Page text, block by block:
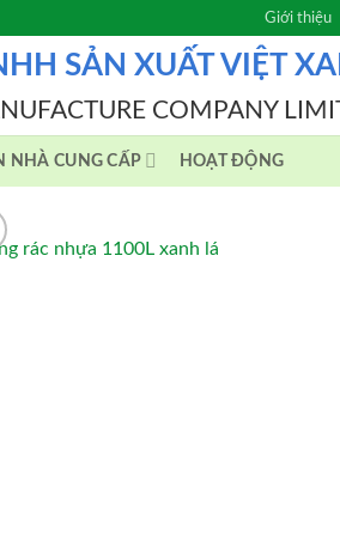
Giới thiệu
SẢN XUẤT VIỆT
COMPANY
NHÀ CUNG CẤP HOẠT ĐỘNG